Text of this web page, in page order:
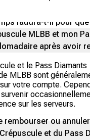
faudra-t-il pour
MLBB et mon
après avoir
et le Pass Diamants
MLBB sont
votre compte.
sur les serveurs.
rembourser ou
et du Pass